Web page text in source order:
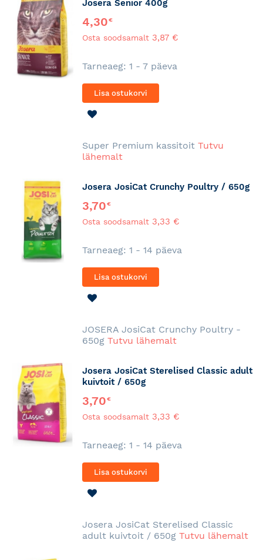
Josera Senior 400g
4,30€
Osta soodsamalt 3,87 €
Tarneaeg: 1 - 7 päeva
Lisa ostukorvi
Super Premium kassitoit Tutvu
lähemalt
Josera JosiCat Crunchy Poultry / 650g
3,70€
Osta soodsamalt 3,33 €
Tarneaeg: 1 - 14 päeva
Lisa ostukorvi
JOSERA JosiCat Crunchy Poultry -
650g Tutvu lähemalt
Josera JosiCat Sterelised Classic adult
kuivtoit / 650g
3,70€
Osta soodsamalt 3,33 €
Tarneaeg: 1 - 14 päeva
Lisa ostukorvi
Josera JosiCat Sterelised Classic
adult kuivtoit / 650g Tutvu lähemalt